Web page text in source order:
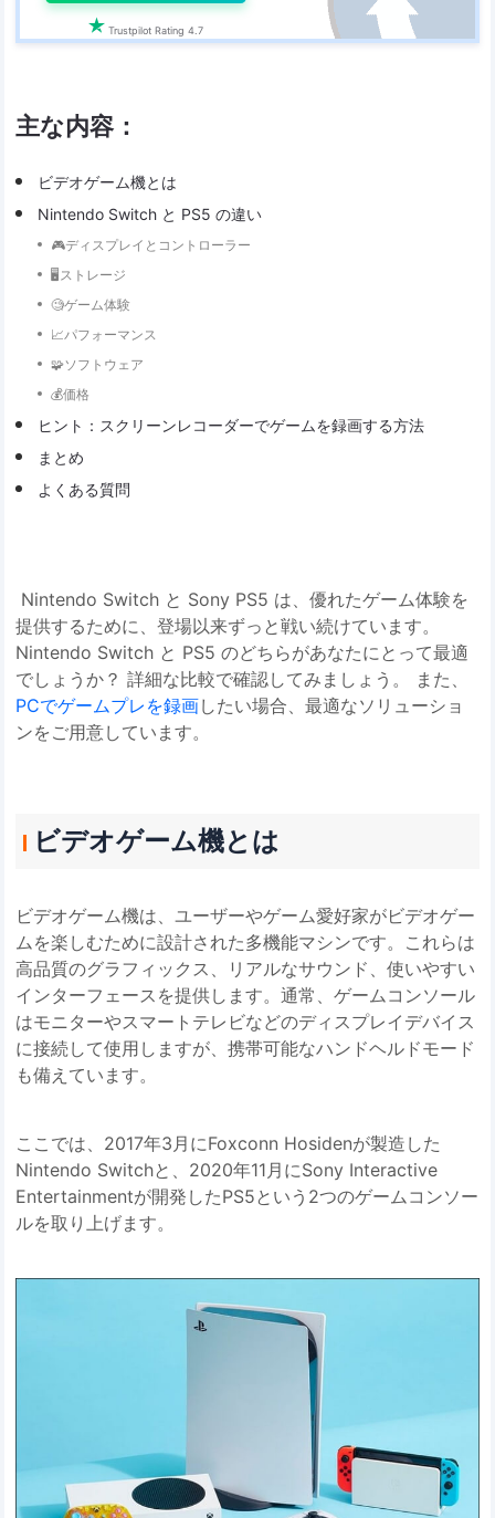
 Trustpilot Rating 4.7
主な内容：
ビデオゲーム機とは
Nintendo Switch と PS5 の違い
🎮ディスプレイとコントローラー
🖥️ストレージ
🧐ゲーム体験
📈パフォーマンス
🧩ソフトウェア
💰価格
ヒント：スクリーンレコーダーでゲームを録画する方法
まとめ
よくある質問
Nintendo Switch と Sony PS5 は、優れたゲーム体験を
提供するために、登場以来ずっと戦い続けています。
Nintendo Switch と PS5 のどちらがあなたにとって最適
でしょうか？ 詳細な比較で確認してみましょう。 また、
PCでゲームプレを録画したい場合、最適なソリューショ
ンをご用意しています。
ビデオゲーム機とは
ビデオゲーム機は、ユーザーやゲーム愛好家がビデオゲー
ムを楽しむために設計された多機能マシンです。これらは
高品質のグラフィックス、リアルなサウンド、使いやすい
インターフェースを提供します。通常、ゲームコンソール
はモニターやスマートテレビなどのディスプレイデバイス
に接続して使用しますが、携帯可能なハンドヘルドモード
も備えています。
ここでは、2017年3月にFoxconn Hosidenが製造した
Nintendo Switchと、2020年11月にSony Interactive
Entertainmentが開発したPS5という2つのゲームコンソー
ルを取り上げます。